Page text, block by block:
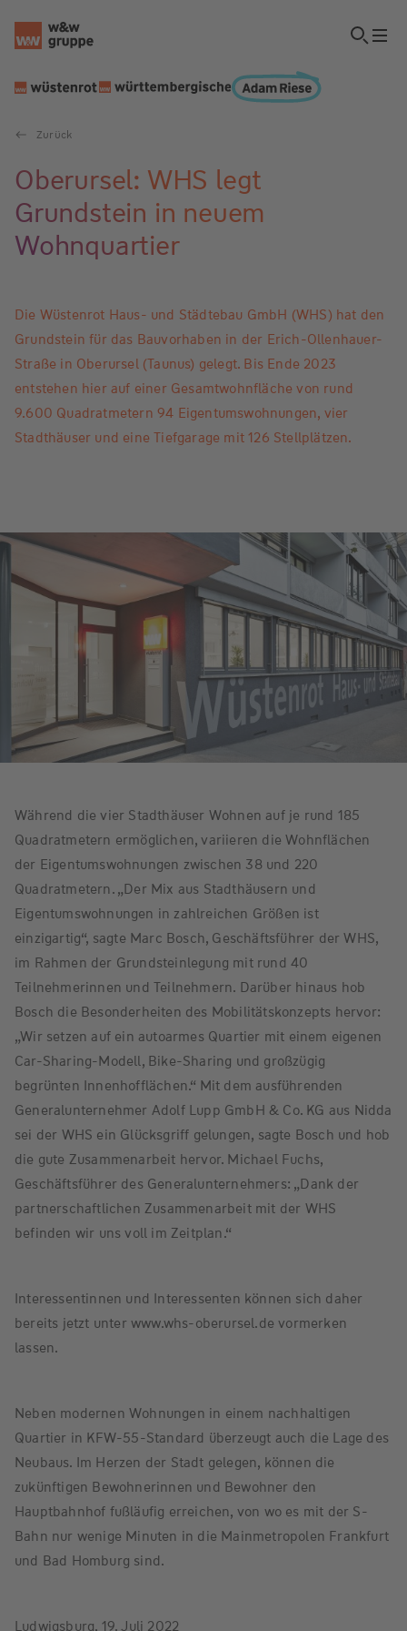
Zurück
Oberursel: WHS legt
Grundstein in neuem
Wohnquartier
Die Wüstenrot Haus- und Städtebau GmbH (WHS) hat den
Grundstein für das Bauvorhaben in der Erich-Ollenhauer-
Straße in Oberursel (Taunus) gelegt. Bis Ende 2023
entstehen hier auf einer Gesamtwohnfläche von rund
9.600 Quadratmetern 94 Eigentumswohnungen, vier
Stadthäuser und eine Tiefgarage mit 126 Stellplätzen.
Während die vier Stadthäuser Wohnen auf je rund 185
Quadratmetern ermöglichen, variieren die Wohnflächen
der Eigentumswohnungen zwischen 38 und 220
Quadratmetern. „Der Mix aus Stadthäusern und
Eigentumswohnungen in zahlreichen Größen ist
einzigartig“, sagte Marc Bosch, Geschäftsführer der WHS,
im Rahmen der Grundsteinlegung mit rund 40
Teilnehmerinnen und Teilnehmern. Darüber hinaus hob
Bosch die Besonderheiten des Mobilitätskonzepts hervor:
„Wir setzen auf ein autoarmes Quartier mit einem eigenen
Car-Sharing-Modell, Bike-Sharing und großzügig
begrünten Innenhofflächen.“ Mit dem ausführenden
Generalunternehmer Adolf Lupp GmbH & Co. KG aus Nidda
sei der WHS ein Glücksgriff gelungen, sagte Bosch und hob
die gute Zusammenarbeit hervor. Michael Fuchs,
Geschäftsführer des Generalunternehmers: „Dank der
partnerschaftlichen Zusammenarbeit mit der WHS
befinden wir uns voll im Zeitplan.“
Interessentinnen und Interessenten können sich daher
bereits jetzt unter www.whs-oberursel.de vormerken
lassen.
Neben modernen Wohnungen in einem nachhaltigen
Quartier in KFW-55-Standard überzeugt auch die Lage des
Neubaus. Im Herzen der Stadt gelegen, können die
zukünftigen Bewohnerinnen und Bewohner den
Hauptbahnhof fußläufig erreichen, von wo es mit der S-
Bahn nur wenige Minuten in die Mainmetropolen Frankfurt
und Bad Homburg sind.
Ludwigsburg, 19. Juli 2022